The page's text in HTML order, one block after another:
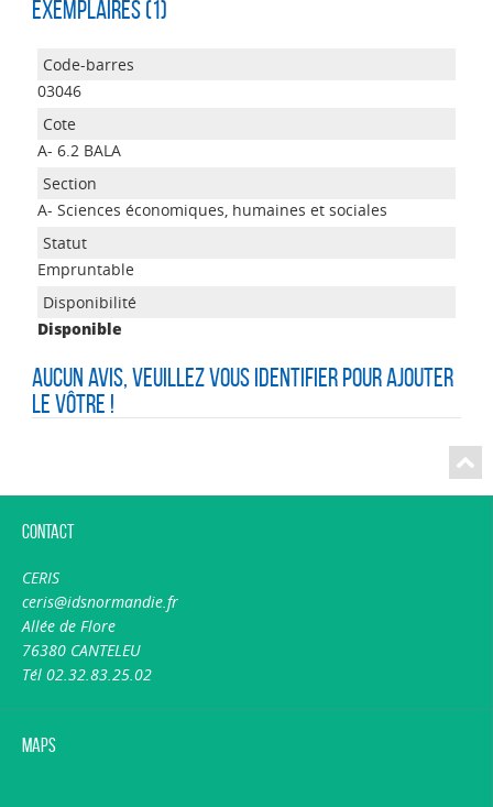
Exemplaires (1)
03046
A- 6.2 BALA
A- Sciences économiques, humaines et sociales
Empruntable
Disponible
Aucun avis, veuillez vous identifier pour ajouter
le vôtre !
Contact
CERIS
ceris@idsnormandie.fr
Allée de Flore
76380 CANTELEU
Tél 02.32.83.25.02
Maps